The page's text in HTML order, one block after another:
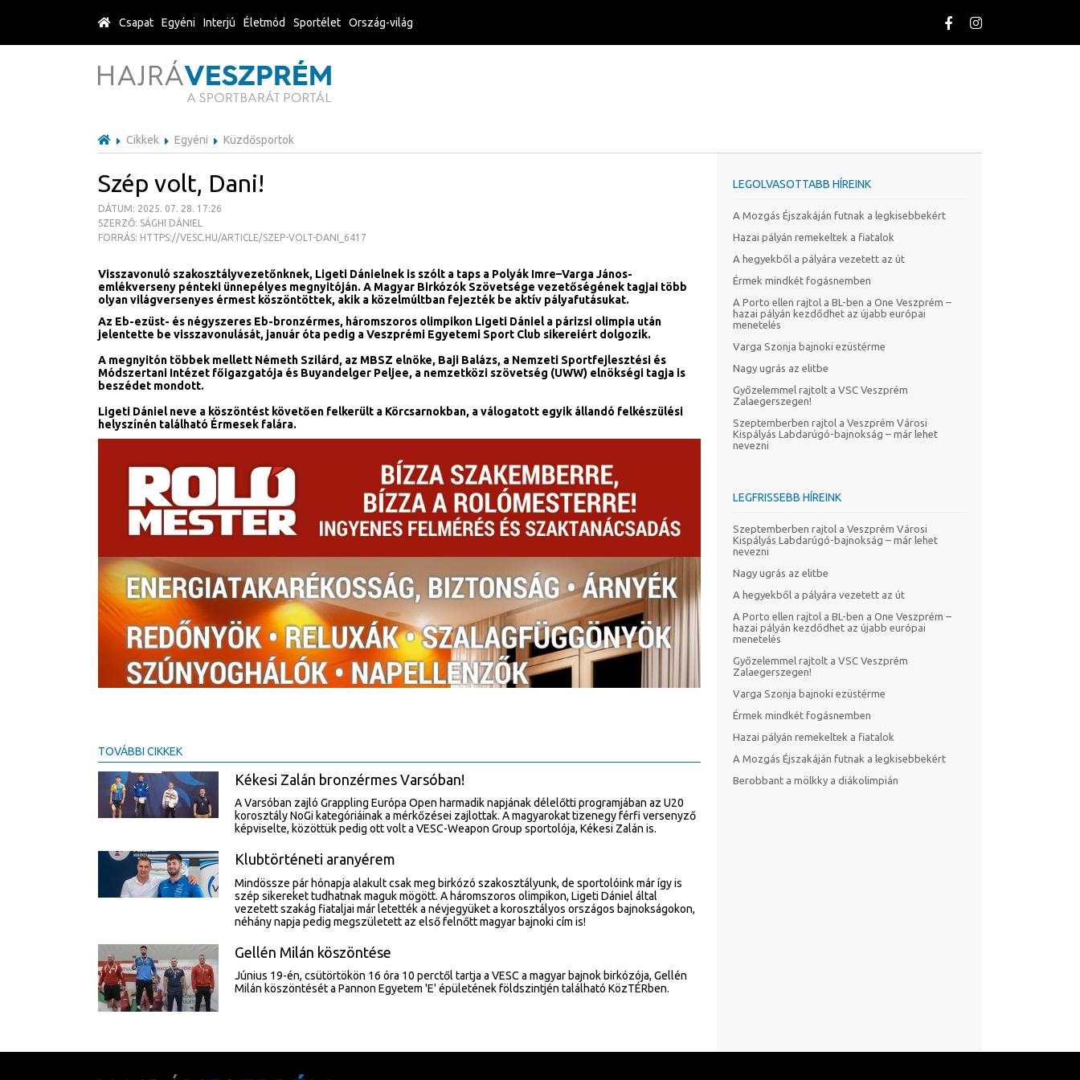
Cikkek Egyéni Küzdősportok
Szép volt, Dani!
DÁTUM: 2025. 07. 28. 17:26
SZERZŐ: SÁGHI DÁNIEL
FORRÁS: HTTPS://VESC.HU/ARTICLE/SZEP-VOLT-DANI_6417
Visszavonuló szakosztályvezetőnknek, Ligeti Dánielnek is szólt a taps a Polyák Imre–Varga János-
emlékverseny pénteki ünnepélyes megnyitóján. A Magyar Birkózók Szövetsége vezetőségének tagjai több
olyan világversenyes érmest köszöntöttek, akik a közelmúltban fejezték be aktív pályafutásukat.
Az Eb-ezüst- és négyszeres Eb-bronzérmes, háromszoros olimpikon Ligeti Dániel a párizsi olimpia után
jelentette be visszavonulását, január óta pedig a Veszprémi Egyetemi Sport Club sikereiért dolgozik.
A megnyitón többek mellett Németh Szilárd, az MBSZ elnöke, Baji Balázs, a Nemzeti Sportfejlesztési és
Módszertani Intézet főigazgatója és Buyandelger Peljee, a nemzetközi szövetség (UWW) elnökségi tagja is
beszédet mondott.
Ligeti Dániel neve a köszöntést követően felkerült a Körcsarnokban, a válogatott egyik állandó felkészülési
helyszínén található Érmesek falára.
TOVÁBBI CIKKEK
Kékesi Zalán bronzérmes Varsóban!
A Varsóban zajló Grappling Európa Open harmadik napjának délelőtti programjában az U20
korosztály NoGi kategóriáinak a mérkőzései zajlottak. A magyarokat tizenegy férfi versenyző
képviselte, közöttük pedig ott volt a VESC-Weapon Group sportolója, Kékesi Zalán is.
Klubtörténeti aranyérem
Mindössze pár hónapja alakult csak meg birkózó szakosztályunk, de sportolóink már így is
szép sikereket tudhatnak maguk mögött. A háromszoros olimpikon, Ligeti Dániel által
vezetett szakág fiataljai már letették a névjegyüket a korosztályos országos bajnokságokon,
néhány napja pedig megszületett az első felnőtt magyar bajnoki cím is!
Gellén Milán köszöntése
Június 19-én, csütörtökön 16 óra 10 perctől tartja a VESC a magyar bajnok birkózója, Gellén
Milán köszöntését a Pannon Egyetem 'E' épületének földszintjén található KözTÉRben.
LEGOLVASOTTABB HÍREINK
A Mozgás Éjszakáján futnak a legkisebbekért
Hazai pályán remekeltek a fiatalok
A hegyekből a pályára vezetett az út
Érmek mindkét fogásnemben
A Porto ellen rajtol a BL-ben a One Veszprém –
hazai pályán kezdődhet az újabb európai
menetelés
Varga Szonja bajnoki ezüstérme
Nagy ugrás az elitbe
Győzelemmel rajtolt a VSC Veszprém
Zalaegerszegen!
Szeptemberben rajtol a Veszprém Városi
Kispályás Labdarúgó-bajnokság – már lehet
nevezni
LEGFRISSEBB HÍREINK
Szeptemberben rajtol a Veszprém Városi
Kispályás Labdarúgó-bajnokság – már lehet
nevezni
Nagy ugrás az elitbe
A hegyekből a pályára vezetett az út
A Porto ellen rajtol a BL-ben a One Veszprém –
hazai pályán kezdődhet az újabb európai
menetelés
Győzelemmel rajtolt a VSC Veszprém
Zalaegerszegen!
Varga Szonja bajnoki ezüstérme
Érmek mindkét fogásnemben
Hazai pályán remekeltek a fiatalok
A Mozgás Éjszakáján futnak a legkisebbekért
Berobbant a mölkky a diákolimpián
Csapat Egyéni Interjú Életmód Sportélet Ország-világ